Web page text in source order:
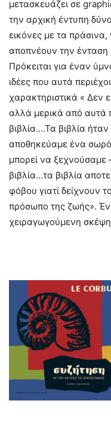
μετασκευάζει σε
την αρχική έντυπη
εικόνες με τα
αποπνέουν την ένταση
Πρόκειται για έναν
ιδέες που αυτά
χαρακτηριστικά « Δεν
αλλά μερικά από αυτά
βιβλία….Τα βιβλία
αποθηκεύαμε ένα
μπορεί να ξεχνούσαμε
βιβλία…τα βιβλία
φόβου γιατί δείχνουν
πρόσωπο της ζωής».
χειραγωγούμενη